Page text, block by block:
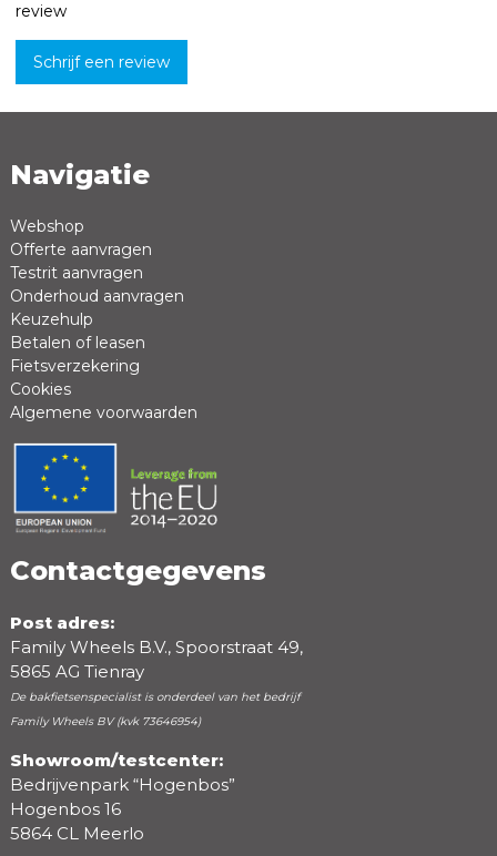
review
Schrijf een review
Naam *
Review *
Positieve punten
Beoordeling
Navigatie
Webshop
Offerte aanvragen
Testrit aanvragen
Onderhoud aanvragen
Keuzehulp
Betalen of leasen
Fietsverzekering
Cookies
Algemene voorwaarden
Contactgegevens
Post adres:
Family Wheels B.V., Spoorstraat 49,
5865 AG Tienray
De bakfietsenspecialist is onderdeel van het bedrijf
Family Wheels BV (kvk 73646954)
Showroom/testcenter:
Bedrijvenpark “Hogenbos”
Hogenbos 16
5864 CL Meerlo